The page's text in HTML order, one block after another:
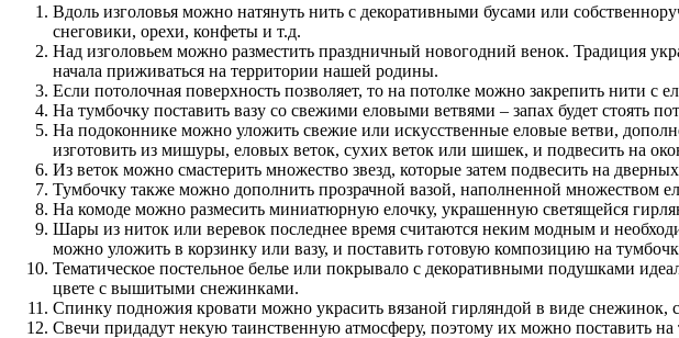
Вдоль изголовья можно натянуть нить с декоративными бусами или
снеговики, орехи, конфеты и т.д.
Над изголовьем можно разместить праздничный новогодний венок. Традиция
начала приживаться на территории нашей родины.
Если потолочная поверхность позволяет, то на потолке можно закрепить нити с
На тумбочку поставить вазу со свежими еловыми ветвями – запах будет стоять
На подоконнике можно уложить свежие или искусственные еловые ветви,
изготовить из мишуры, еловых веток, сухих веток или шишек, и подвесить на
Из веток можно смастерить множество звезд, которые затем подвесить на
Тумбочку также можно дополнить прозрачной вазой, наполненной множеством
На комоде можно размесить миниатюрную елочку, украшенную светящейся
Шары из ниток или веревок последнее время считаются неким модным и
можно уложить в корзинку или вазу, и поставить готовую композицию на
Тематическое постельное белье или покрывало с декоративными подушками
цвете с вышитыми снежинками.
Спинку подножия кровати можно украсить вязаной гирляндой в виде снежинок,
Свечи придадут некую таинственную атмосферу, поэтому их можно поставить